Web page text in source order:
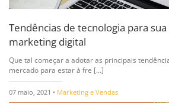
Tendências de tecnologia para
marketing digital
Que tal começar a adotar as principais
mercado para estar à fre [...]
07 maio, 2021 • Marketing e Vendas